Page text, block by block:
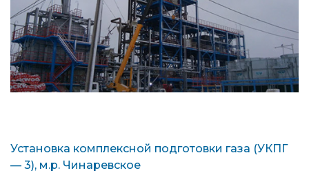
Установка комплексной подготовки газа (УКПГ
— 3), м.р. Чинаревское